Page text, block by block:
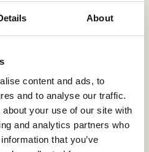
About
content and ads, to
and to analyse our traffic.
your use of our site with
and analytics partners who
that you’ve
tech, green-tech
lösning skapar nya
tillväxt inom 3D-